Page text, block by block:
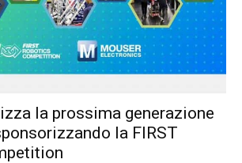
la prossima generazione
la FIRST